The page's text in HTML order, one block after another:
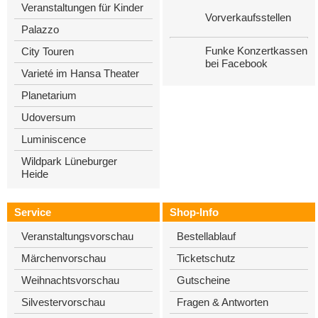
Veranstaltungen für Kinder
Palazzo
City Touren
Varieté im Hansa Theater
Planetarium
Udoversum
Luminiscence
Wildpark Lüneburger
Heide
Vorverkaufsstellen
Funke Konzertkassen
bei Facebook
Service
Veranstaltungsvorschau
Märchenvorschau
Weihnachtsvorschau
Silvestervorschau
Shop-Info
Bestellablauf
Ticketschutz
Gutscheine
Fragen & Antworten